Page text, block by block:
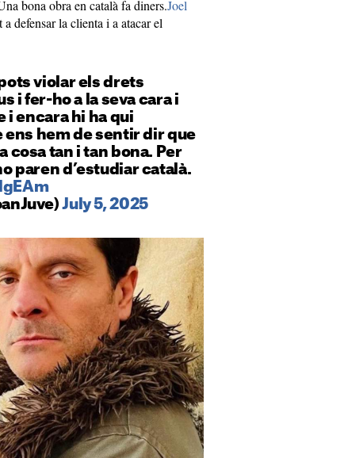
bona obra en català fa diners.Joel
defensar la clienta i a atacar el
violar els drets
i fer-ho a la seva cara i
i encara hi ha qui
ens hem de sentir dir que
cosa tan i tan bona. Per
paren d’estudiar català.
July 5, 2025